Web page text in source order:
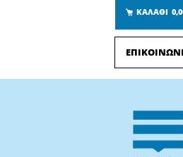
ΚΑΛΑΘΙ
Menu